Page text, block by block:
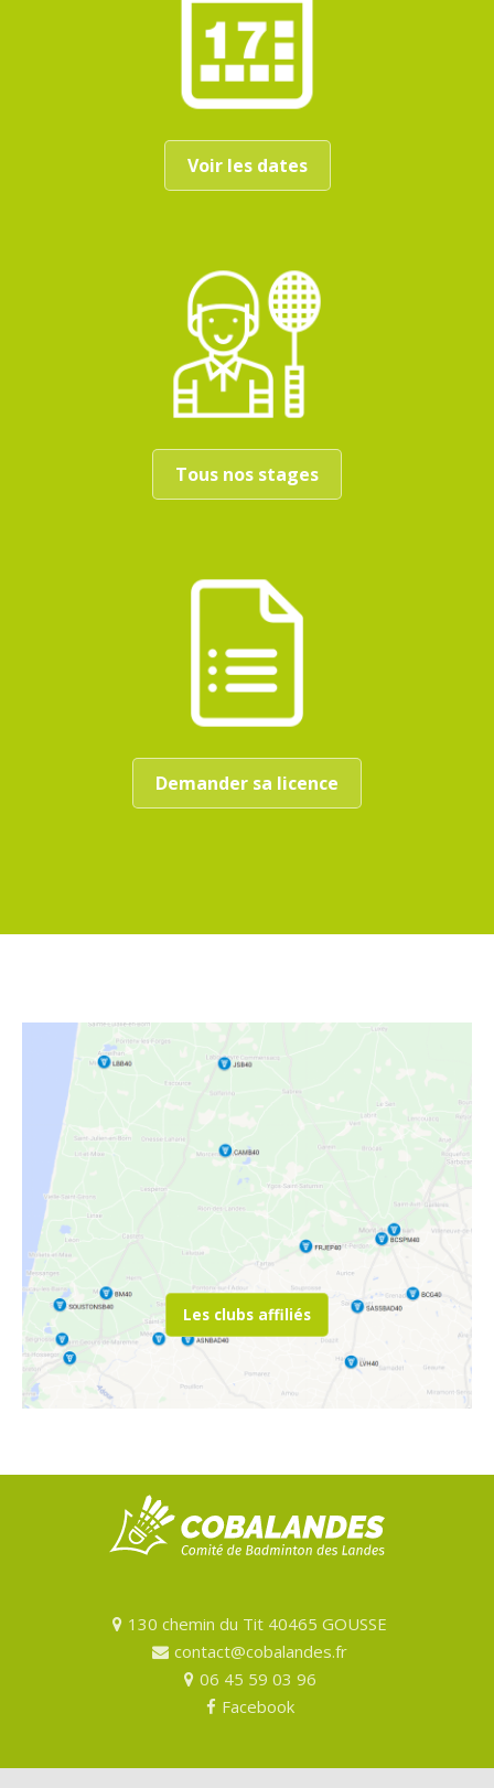
Voir les dates
Tous nos stages
Demander sa licence
Les clubs affiliés
130 chemin du Tit 40465 GOUSSE
contact@cobalandes.fr
06 45 59 03 96
Facebook